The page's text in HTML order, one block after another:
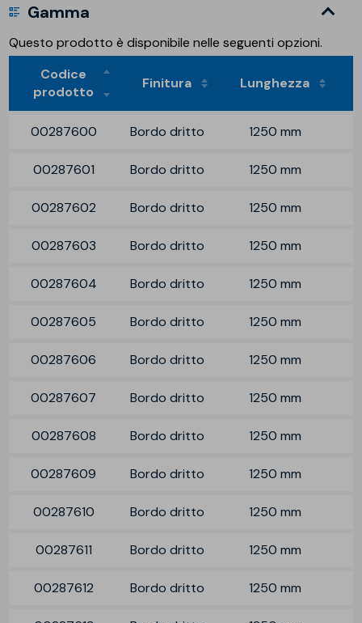
Gamma
Questo prodotto è disponibile nelle seguenti opzioni.
Codice
prodotto
Finitura Lunghezza
00287600 Bordo dritto 1250 mm
00287601 Bordo dritto 1250 mm
00287602 Bordo dritto 1250 mm
00287603 Bordo dritto 1250 mm
00287604 Bordo dritto 1250 mm
00287605 Bordo dritto 1250 mm
00287606 Bordo dritto 1250 mm
00287607 Bordo dritto 1250 mm
00287608 Bordo dritto 1250 mm
00287609 Bordo dritto 1250 mm
00287610 Bordo dritto 1250 mm
00287611 Bordo dritto 1250 mm
00287612 Bordo dritto 1250 mm